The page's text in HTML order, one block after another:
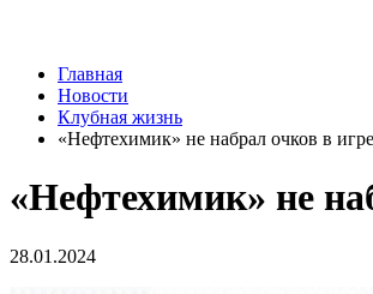
Главная
Новости
Клубная жизнь
«Нефтехимик» не набрал очков в
«Нефтехимик» не
28.01.2024